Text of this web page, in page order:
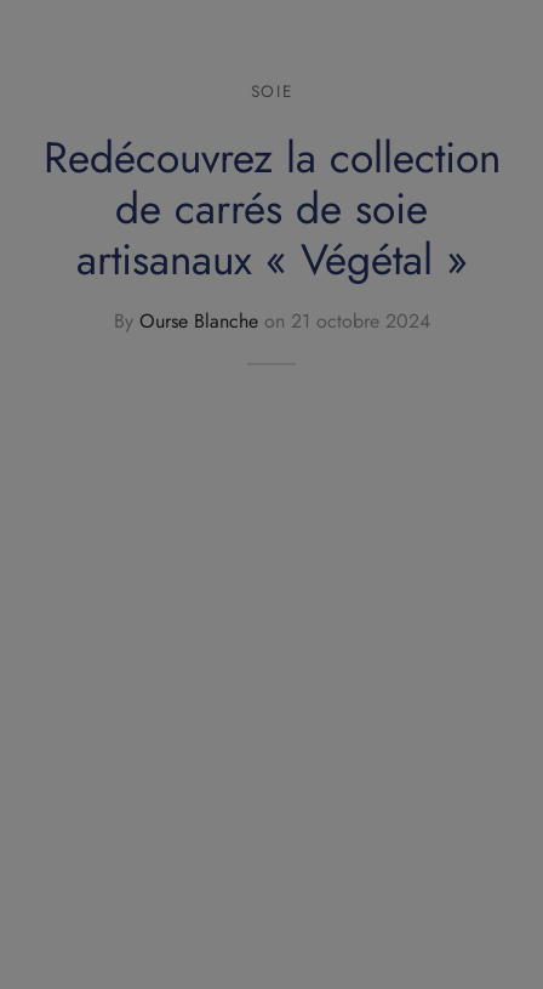
SOIE
Redécouvrez la collection
de carrés de soie
artisanaux « Végétal »
By Ourse Blancheon 21 octobre 2024